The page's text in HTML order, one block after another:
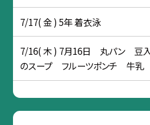
7/17( 金 ) 5年 着衣泳
7/16( 木 ) 7月16日 丸パン 豆
のスープ フルーツポンチ 牛乳